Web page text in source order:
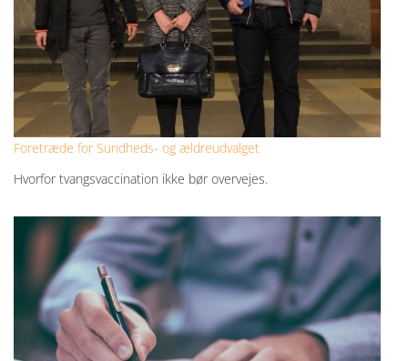
Foretræde for Sundheds- og ældreudvalget
Hvorfor tvangsvaccination ikke bør overvejes.